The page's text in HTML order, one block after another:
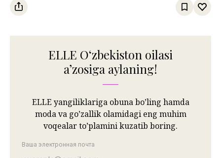
ELLE Oʻzbekiston oilasi
aʼzosiga aylaning!
ELLE yangiliklariga obuna bo’ling hamda
moda va go’zallik olamidagi eng muhim
voqealar to’plamini kuzatib boring.
Ваша электронная почта